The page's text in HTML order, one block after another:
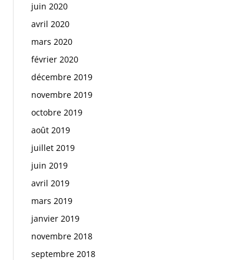
juin 2020
avril 2020
mars 2020
février 2020
décembre 2019
novembre 2019
octobre 2019
août 2019
juillet 2019
juin 2019
avril 2019
mars 2019
janvier 2019
novembre 2018
septembre 2018